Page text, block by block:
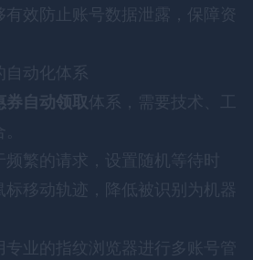
效防止账号数据泄露，保障资
自动化体系
券自动领取体系，需要技术、工
频繁的请求，设置随机等待时
标移动轨迹，降低被识别为机器
专业的指纹浏览器进行多账号管